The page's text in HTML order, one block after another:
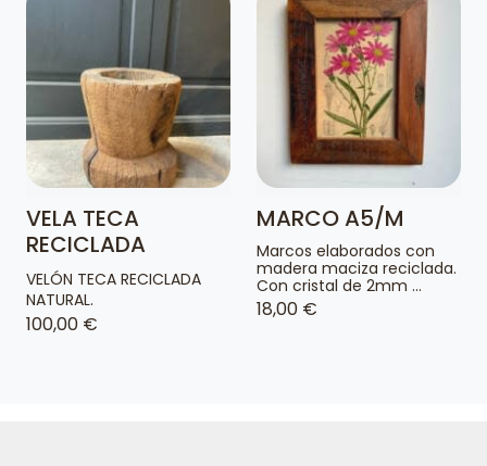
VELA TECA
RECICLADA
VELÓN TECA RECICLADA
NATURAL.
100,00 €
MARCO A5/M
Marcos elaborados con
madera maciza reciclada.
Con cristal de 2mm ...
18,00 €